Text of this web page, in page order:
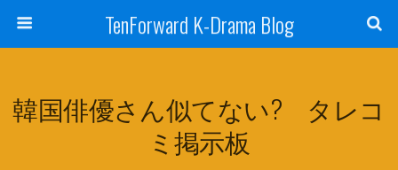
TenForward K-Drama Blog
韓国俳優さん似てない? タレコ
ミ掲示板